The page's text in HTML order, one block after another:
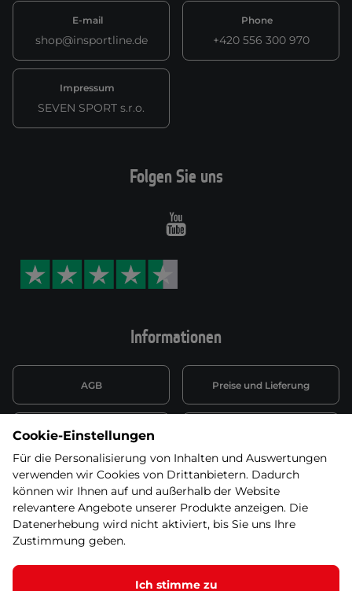
E-mail
shop@insportline.de
Phone
+420 556 300 970
Impressum
SEVEN SPORT s.r.o.
Informationen
AGB Preise und Lieferung
Datenschutzerklärung
Wiederufsbelehrung mit Link
zum Formular
Batterieentsorgung
Informationen zu Elektro-
und Elektonikgeräten
Widerruf erklären
Folgen Sie uns
Youtube
Cookie-Einstellungen
Für die Personalisierung von Inhalten und Auswertungen
verwenden wir Cookies von Drittanbietern. Dadurch
können wir Ihnen auf und außerhalb der Website
relevantere Angebote unserer Produkte anzeigen. Die
Datenerhebung wird nicht aktiviert, bis Sie uns Ihre
Zustimmung geben.
Ich stimme zu